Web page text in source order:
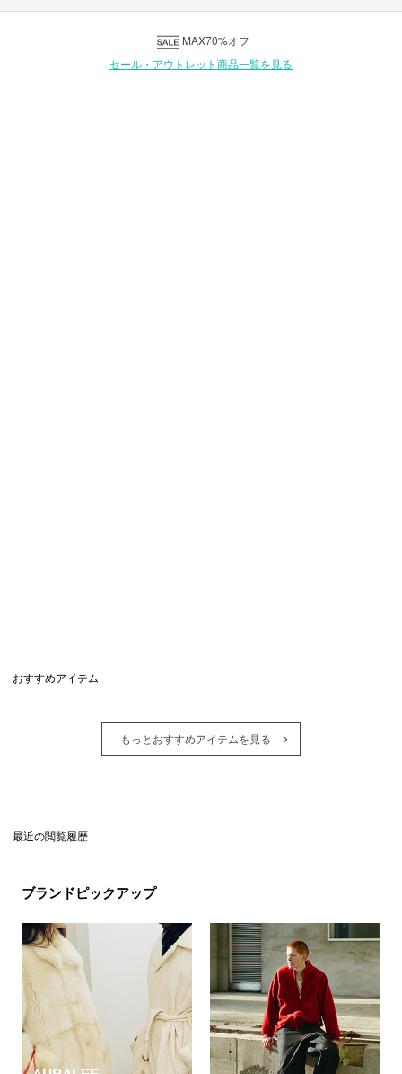
MAX70%オフ
セール・アウトレット商品一覧を見る
おすすめアイテム
もっとおすすめアイテムを見る
最近の閲覧履歴
ブランドピックアップ